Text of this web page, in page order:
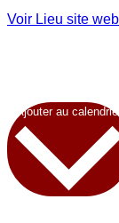
Voir Lieu site web